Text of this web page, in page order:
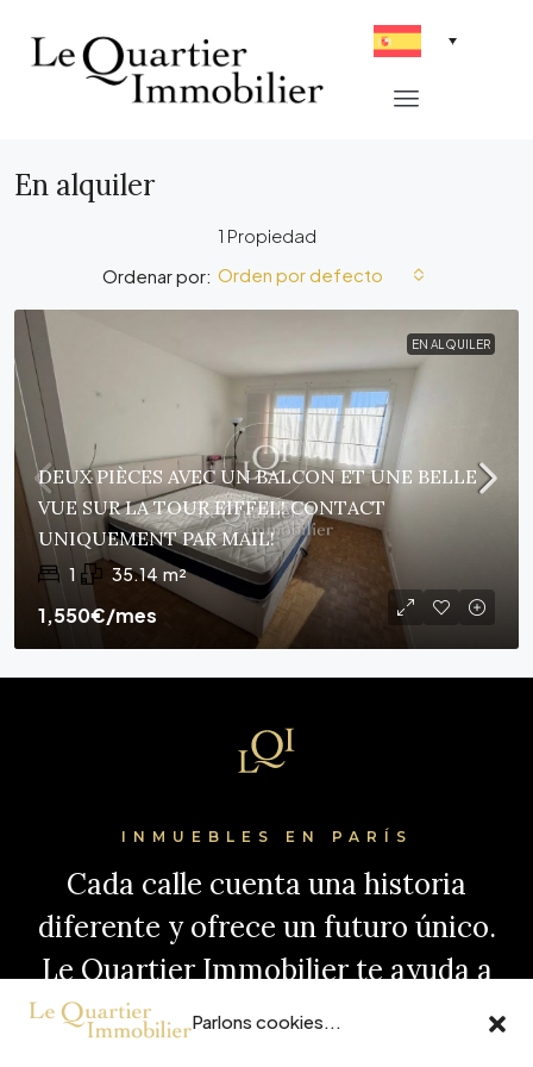
Parlons cookies...
En alquiler
1 Propiedad
Ordenar por: Orden por defecto
EN ALQUILER
DEUX PIÈCES AVEC UN BALCON ET UNE BELLE
VUE SUR LA TOUR EIFFEL! CONTACT
UNIQUEMENT PAR MAIL!
1 35.14 m²
1,550€/mes
INMUEBLES EN PARÍS
Cada calle cuenta una historia
diferente y ofrece un futuro único.
Le Quartier Immobilier te ayuda a
elegir la tuya, con inmuebles